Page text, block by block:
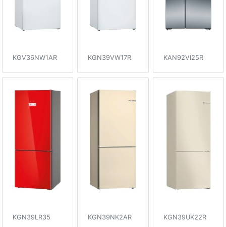
KGV36NW1AR KGN39VW17R KAN92VI25R
KGN39LR35 KGN39NK2AR KGN39UK22R